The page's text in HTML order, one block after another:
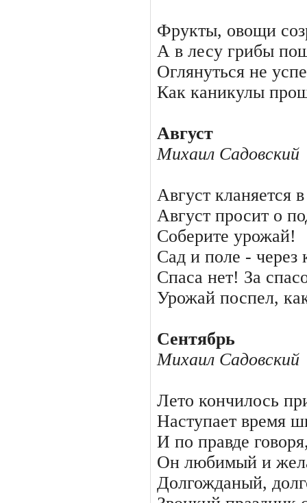
Фрукты, овощи
А в лесу грибы
Оглянуться не
Как каникулы
Август
Михаил Садовский
Август кланяется
Август просит о
Соберите урожай!
Сад и поле - через
Спаса нет! За
Урожай поспел,
Сентябрь
Михаил Садовский
Лето кончилось
Наступает время
И по правде
Он любимый и
Долгожданый,